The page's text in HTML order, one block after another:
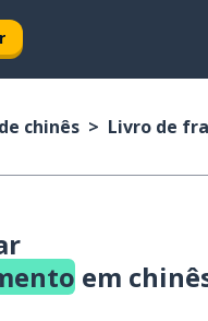
chinês Livro de
em